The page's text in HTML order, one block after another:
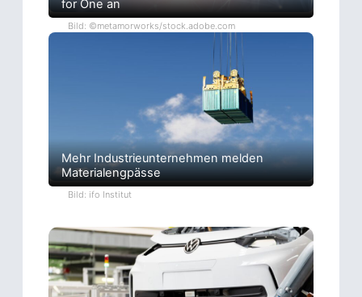
for One an
Bild: ©metamorworks/stock.adobe.com
Mehr Industrieunternehmen melden
Materialengpässe
Bild: ifo Institut